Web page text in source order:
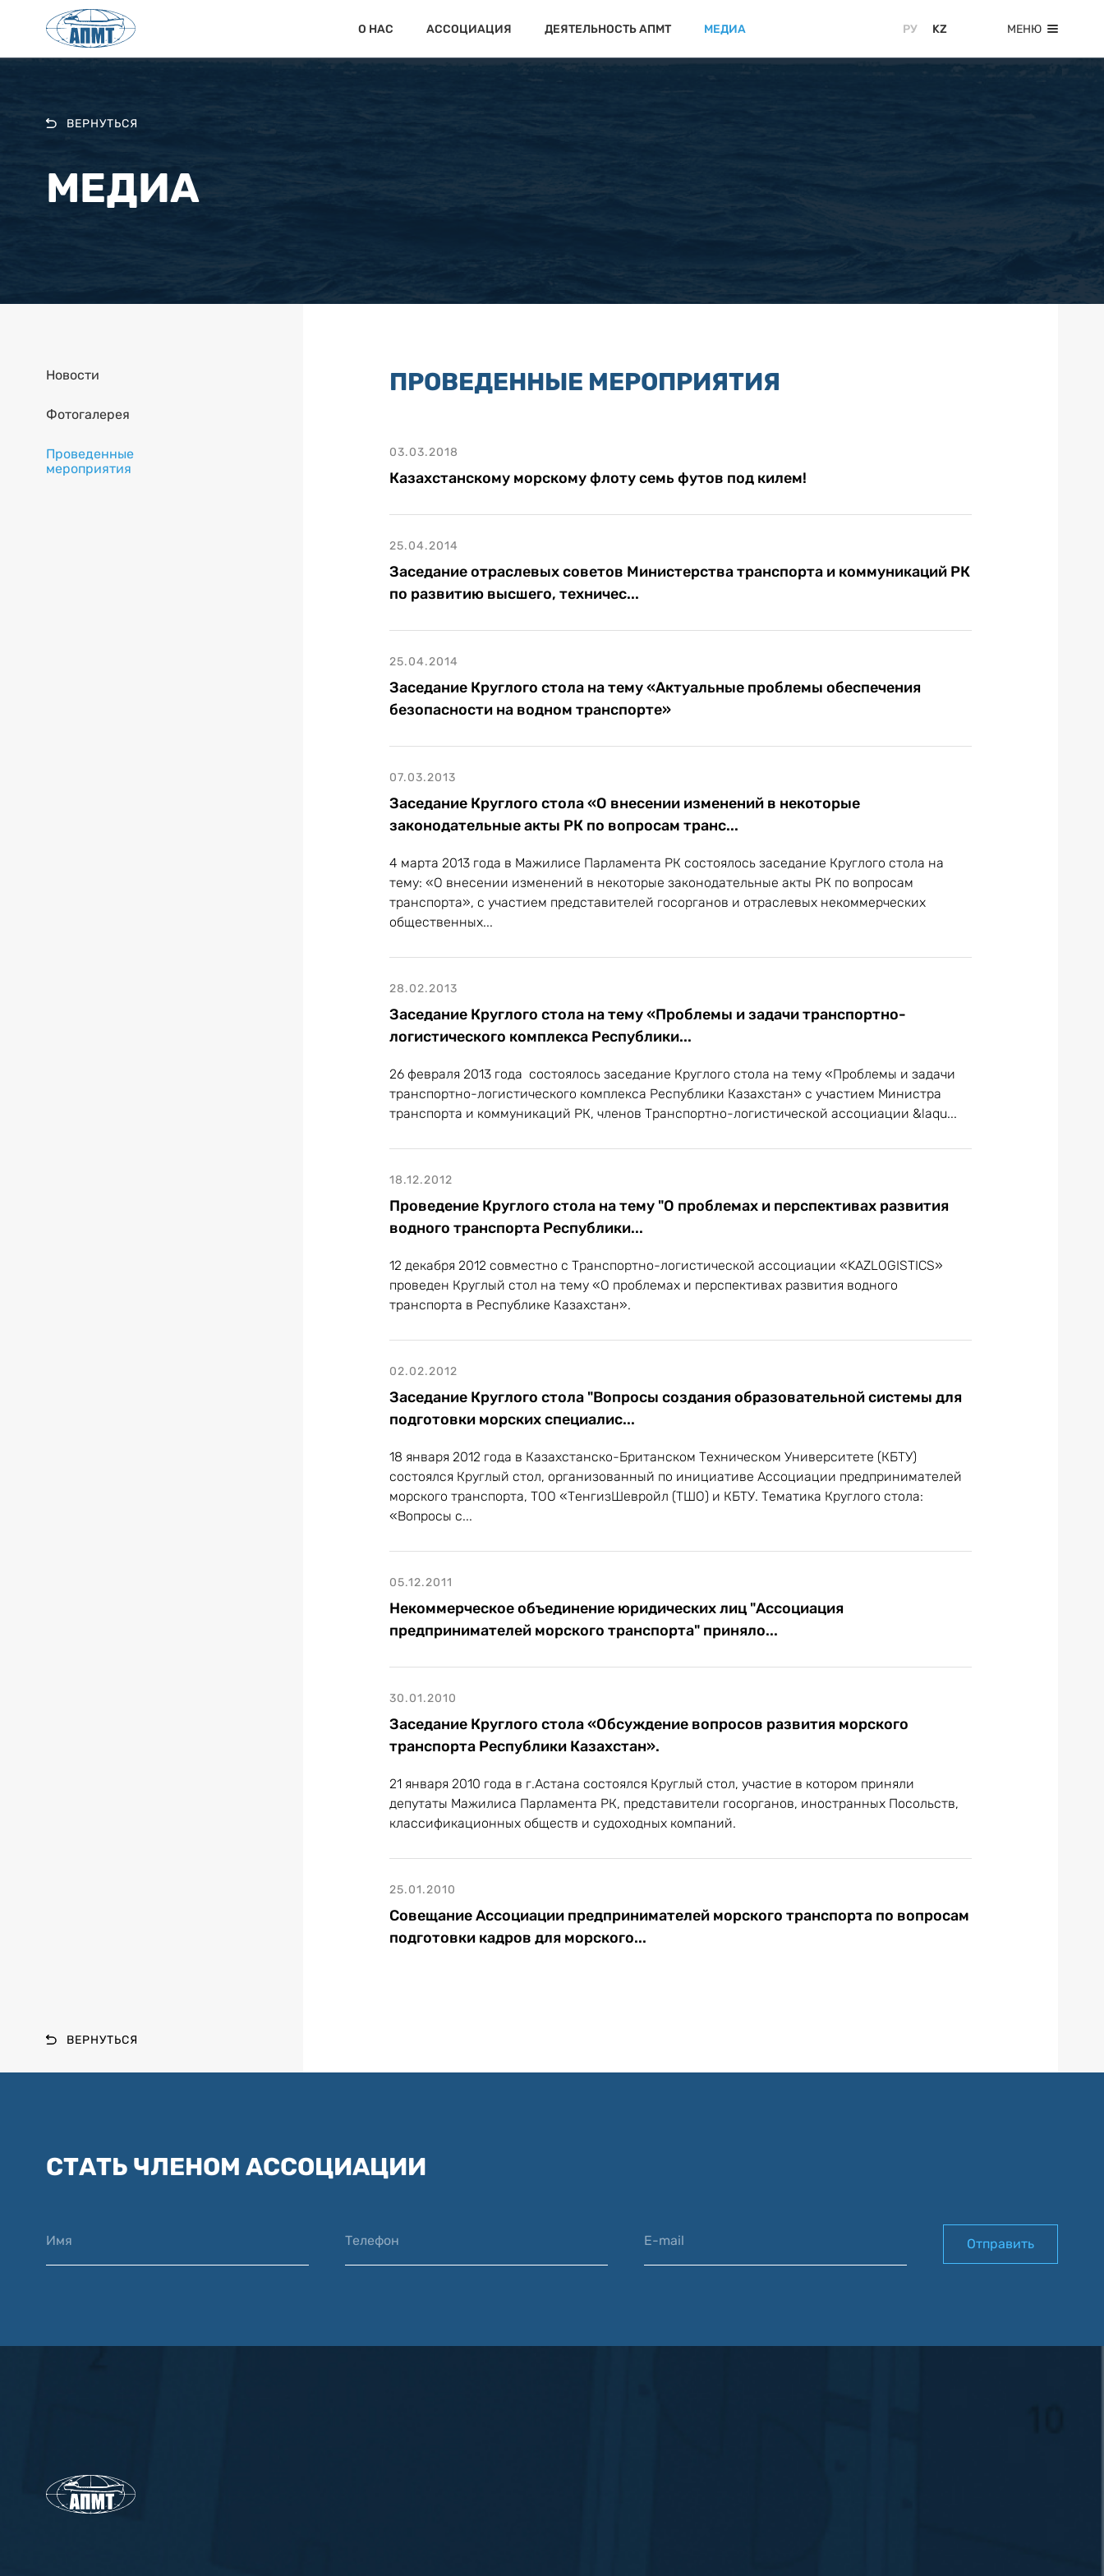
О НАС АССОЦИАЦИЯ ДЕЯТЕЛЬНОСТЬ АПМТ МЕДИА РУ KZ МЕНЮ
ВЕРНУТЬСЯ
МЕДИА
Новости
Фотогалерея
Проведенные
мероприятия
ПРОВЕДЕННЫЕ МЕРОПРИЯТИЯ
03.03.2018
Казахстанскому морскому флоту семь футов под килем!
25.04.2014
Заседание отраслевых советов Министерства транспорта и коммуникаций РК
по развитию высшего, техничес...
25.04.2014
Заседание Круглого стола на тему «Актуальные проблемы обеспечения
безопасности на водном транспорте»
07.03.2013
Заседание Круглого стола «О внесении изменений в некоторые
законодательные акты РК по вопросам транс...
4 марта 2013 года в Мажилисе Парламента РК состоялось заседание Круглого стола на
тему: «О внесении изменений в некоторые законодательные акты РК по вопросам
транспорта», с участием представителей госорганов и отраслевых некоммерческих
общественных...
28.02.2013
Заседание Круглого стола на тему «Проблемы и задачи транспортно-
логистического комплекса Республики...
26 февраля 2013 года состоялось заседание Круглого стола на тему «Проблемы и задачи
транспортно-логистического комплекса Республики Казахстан» с участием Министра
транспорта и коммуникаций РК, членов Транспортно-логистической ассоциации &laqu...
18.12.2012
Проведение Круглого стола на тему "О проблемах и перспективах развития
водного транспорта Республики...
12 декабря 2012 совместно с Транспортно-логистической ассоциации «KAZLOGISTICS»
проведен Круглый стол на тему «О проблемах и перспективах развития водного
транспорта в Республике Казахстан».
02.02.2012
Заседание Круглого стола "Вопросы создания образовательной системы для
подготовки морских специалис...
18 января 2012 года в Казахстанско-Британском Техническом Университете (КБТУ)
состоялся Круглый стол, организованный по инициативе Ассоциации предпринимателей
морского транспорта, ТОО «ТенгизШевройл (ТШО) и КБТУ. Тематика Круглого стола:
«Вопросы с...
05.12.2011
Некоммерческое объединение юридических лиц "Ассоциация
предпринимателей морского транспорта" приняло...
30.01.2010
Заседание Круглого стола «Обсуждение вопросов развития морского
транспорта Республики Казахстан».
21 января 2010 года в г.Астана состоялся Круглый стол, участие в котором приняли
депутаты Мажилиса Парламента РК, представители госорганов, иностранных Посольств,
классификационных обществ и судоходных компаний.
25.01.2010
Совещание Ассоциации предпринимателей морского транспорта по вопросам
подготовки кадров для морского...
ВЕРНУТЬСЯ
СТАТЬ ЧЛЕНОМ АССОЦИАЦИИ
Имя Телефон E-mail Отправить